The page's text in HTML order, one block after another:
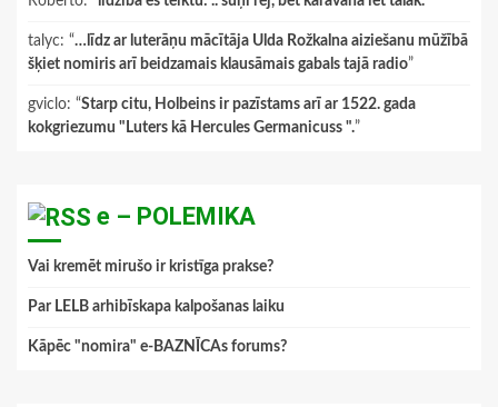
talyc: “…līdz ar luterāņu mācītāja Ulda Rožkalna aiziešanu mūžībā
šķiet nomiris arī beidzamais klausāmais gabals tajā radio”
gviclo: “Starp citu, Holbeins ir pazīstams arī ar 1522. gada
kokgriezumu "Luters kā Hercules Germanicuss ".”
e – POLEMIKA
Vai kremēt mirušo ir kristīga prakse?
Par LELB arhibīskapa kalpošanas laiku
Kāpēc "nomira" e-BAZNĪCAs forums?